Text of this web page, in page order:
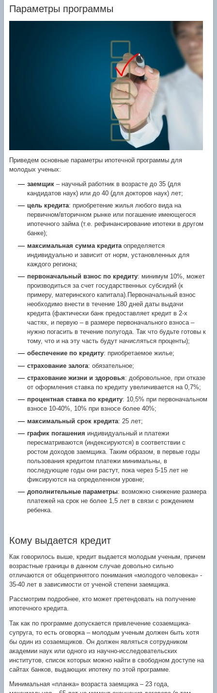
Параметры программы
Приведем основные параметры ипотечной программы для
молодых ученых:
заемщик– научный работник в возрасте до 35 (для
кандидатов наук) или до 40 (для докторов наук) лет;
цель кредита: приобретение жилья любого вида на
первичном/вторичном рынке или погашение имеющегося
ипотечного займа (т.е. рефинансирование ипотеки в другом
банке);
максимальная сумма кредитаопределяется
индивидуально и зависит от норм, установленных для
каждого региона;
первоначальный взнос по кредиту: минимум 10%, может
производиться за счет государственных субсидий (к
примеру, материнского капитала).Первоначальный взнос
необходимо внести в течение 180 дней даты выдачи
кредита (фактически банк предоставляет кредит в 2-х
частях, и первую – в размере первоначального взноса –
нужно погасить в течение полугода. Так что будьте готовы к
тому, что и на эту часть будут начисляться проценты);
обеспечение по кредиту: приобретаемое жилье;
страхование залога: обязательное;
страхование жизни и здоровья: добровольное, при отказе
от оформления ставка по кредиту увеличивается на 0,7%;
процентная ставка по кредиту: 10,5% при первоначальном
взносе 10-40%, 10% при взносе более 40%;
максимальный срок кредита: 25 лет;
график погашения индивидуальный и платежи
пересматриваются (индексируются) в соответствии с
ростом доходов заемщика. Таким образом, в первые годы
пользования кредитом платежи минимальны, в
последующие годы они растут, пока через 5-15 лет не
фиксируются на определенном уровне;
дополнительные параметры: возможно снижение размера
платежей на срок не более 1,5 лет в связи с рождением
ребенка.
Кому выдается кредит
Как говорилось выше, кредит выдается молодым ученым, причем
возрастные границы в данном случае довольно сильно
отличаются от общепринятого понимания «молодого человека» -
35-40 лет в зависимости от ученой степени заемщика.
Рассмотрим подробнее, кто может претендовать на получение
ипотечного кредита.
Так как по программе допускается привлечение созаемщика-
супруга, то есть оговорка – молодым ученым должен быть хотя
бы один из созаемщиков. Он должен являться сотрудником
академии наук или одного из научно-исследовательских
институтов, список которых можно найти в свободном доступе на
сайтах банков, выдающих ипотеку по этой программе.
Минимальная «планка» возраста заемщика – 23 года,